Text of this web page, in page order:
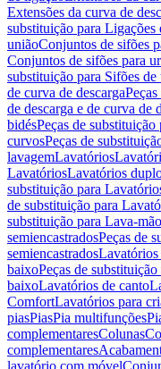
Extensões da curva de
substituição para Ligações
uniãoConjuntos de sifões
Conjuntos de sifões para
substituição para Sifões
de curva de descarga
de descarga e de curva de
bidésPeças de
curvosPeças de
lavagemLavatórios
LavatóriosLavatórios
substituição para
de substituição para
substituição para Lava-
semiencastradosPeças de
semiencastradosLavatórios
baixoPeças de
baixoLavatórios de canto
ComfortLavatórios para
piasPiasPia multifunções
complementaresColunas
complementares
lavatório com móvel